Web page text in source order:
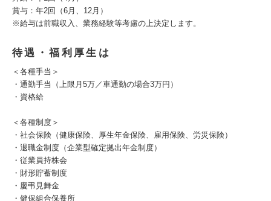
賞与：年2回（6月、12月）
※給与は前職収入、業務経験等考慮の上決定します。
待遇・福利厚生は
＜各種手当＞
・通勤手当（上限月5万／車通勤の場合3万円）
・資格給
＜各種制度＞
・社会保険（健康保険、厚生年金保険、雇用保険、労災保険）
・退職金制度（企業型確定拠出年金制度）
・従業員持株会
・財形貯蓄制度
・慶弔見舞金
・健保組合保養所